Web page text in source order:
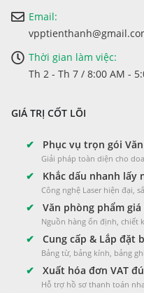
Email:
Thời gian làm việc:
Th 2 - Th 7 / 8:00 AM -
GIÁ TRỊ CỐT LÕI
✔ Phục vụ trọn gói
Giải pháp toàn diện cho
✔ Khắc dấu nhanh lấy
Công nghệ Laser hiện đại,
✔ Văn phòng phẩm giá
Nguồn hàng ổn định, chiết
✔ Cung cấp & Lắp đặt
Bảng từ, bảng kính, bảng
✔ Xuất hóa đơn VAT
Hỗ trợ hồ sơ thanh toán